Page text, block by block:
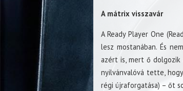
A mátrix visszavár
A Ready Player One
lesz mostanában. És
azért is, mert ő dolgozik
nyilvánvalóvá tette,
régi újraforgatása) – őt